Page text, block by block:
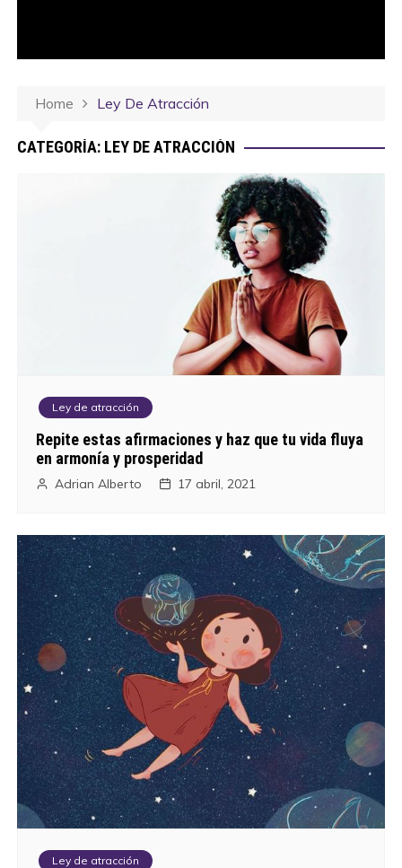
Home Ley De Atracción
CATEGORÍA: LEY DE ATRACCIÓN
Ley de atracción
Repite estas afirmaciones y haz que tu vida fluya
en armonía y prosperidad
Adrian Alberto 17 abril, 2021
Ley de atracción